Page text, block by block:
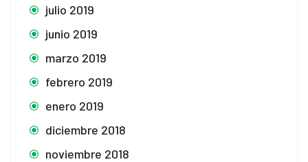
julio 2019
junio 2019
marzo 2019
febrero 2019
enero 2019
diciembre 2018
noviembre 2018